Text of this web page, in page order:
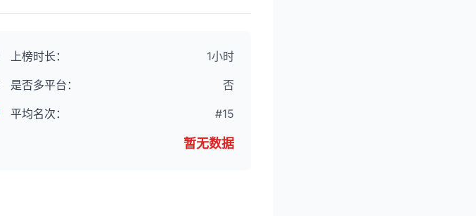
上榜时长： 1小时
是否多平台： 否
平均名次： #15
暂无数据